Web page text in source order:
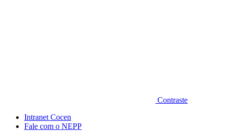
Contraste
Intranet Cocen
Fale com o NEPP